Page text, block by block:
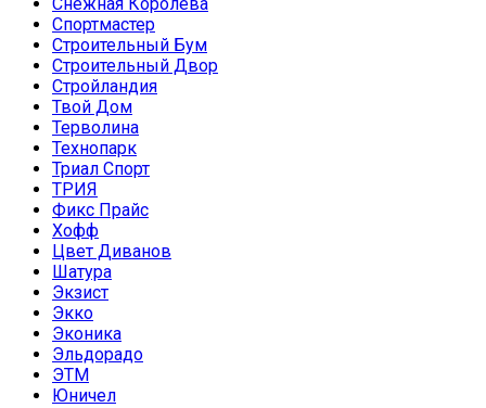
Спортмастер
Строительный Бум
Строительный Двор
Стройландия
Твой Дом
Терволина
Технопарк
Триал Спорт
ТРИЯ
Фикс Прайс
Хофф
Цвет Диванов
Шатура
Экзист
Экко
Эконика
Эльдорадо
ЭТМ
Юничел